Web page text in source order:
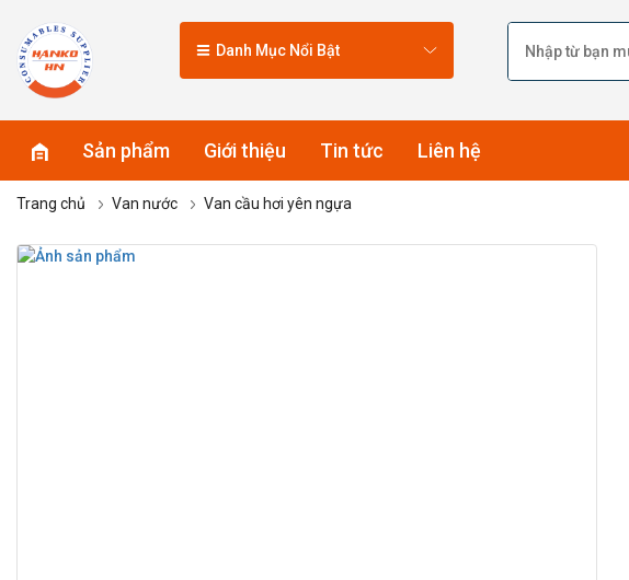
Danh Mục Nổi Bật
Sản phẩm Giới thiệu Tin tức Liên hệ
Trang chủ Van nước Van cầu hơi yên ngựa